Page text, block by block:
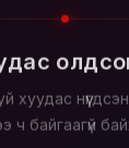
хуудас
ч байгаагүй